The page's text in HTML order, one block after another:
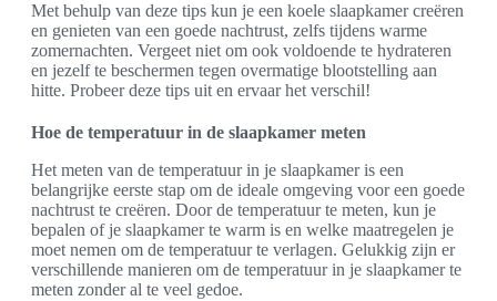
Met behulp van deze tips kun je een koele slaapkamer creëren
en genieten van een goede nachtrust, zelfs tijdens warme
zomernachten. Vergeet niet om ook voldoende te hydrateren
en jezelf te beschermen tegen overmatige blootstelling aan
hitte. Probeer deze tips uit en ervaar het verschil!
Hoe de temperatuur in de slaapkamer meten
Het meten van de temperatuur in je slaapkamer is een
belangrijke eerste stap om de ideale omgeving voor een goede
nachtrust te creëren. Door de temperatuur te meten, kun je
bepalen of je slaapkamer te warm is en welke maatregelen je
moet nemen om de temperatuur te verlagen. Gelukkig zijn er
verschillende manieren om de temperatuur in je slaapkamer te
meten zonder al te veel gedoe.